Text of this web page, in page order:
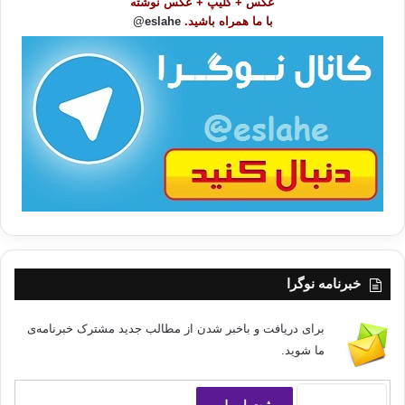
« خود خواهی و تکیه بر هواهای نفسانی »
یکی دگر از آفات شناخت منیت و مقهور هواهای نفسانی گشتن است زیرا
شناخت هنگامی صورت می پذیرد که فرد پذیرای تغییر و تحول و دگرگونی در
دیدگاه های گذشته خود باشد و بتواند بر علیه کیش شخصیت قیام کرده و کژی ها
را اصلاح نماید اما اگر خود محوری و تبعیت از هواهای نفسانی چنان بر او سایه
افکنده باشد که لیجاد تغییر و تحول را در او غیر ممکن یا بسیار دشوار نماید
مولانا « علیه الرحمة » (( این تکبر زهر قاتل دادن که هست )) گاهی اوقات آدمی
متهم می سازد . مولانا در جایی دیگر می فرماید :
گرنه زهر است آن تکبر پس چرا
کشت شه را بی
گناه و بی خطا
در باره ی تبعیت از هواهای نفسانی قرآن م فرماید : « فلا تتبعوا الهوی ان تعدلوا
با ما همراه باشید. eslahe@
خبرنامه نوگرا
برای دریافت و باخبر شدن از مطالب جدید مشترک خبرنامه‌ی
ما شوید.